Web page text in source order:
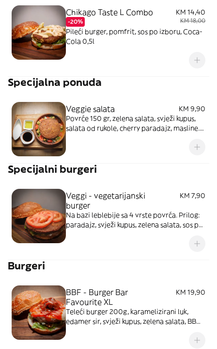
Chikago Taste L Combo
-20%
KM 14,40
KM 18,00
Pileći burger, pomfrit, sos po izboru, Coca-
Cola 0,5l
Specijalna ponuda
Veggie salata
KM 9,90
Povrće 150 gr, zelena salata, svježi kupus,
salata od rukole, cherry paradajz, masline.
Specijalni burgeri
Veggi - vegetarijanski
burger
KM 7,90
Na bazi leblebije sa 4 vrste povrća. Prilog:
paradajz, svježi kupus, zelena salata, sos po
Burgeri
BBF - Burger Bar
Favourite XL
KM 19,90
Teleći burger 200g, karamelizirani luk,
edamer sir, svježi kupus, zelena salata, BB